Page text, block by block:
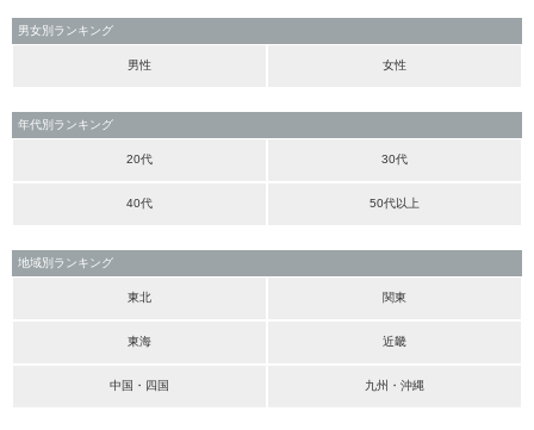
男女別ランキング
男性 女性
年代別ランキング
20代 30代
40代 50代以上
地域別ランキング
東北 関東
東海 近畿
中国・四国 九州・沖縄